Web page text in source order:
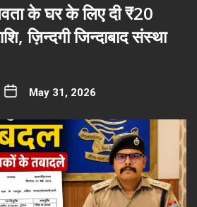
के घर के लिए दी ₹20
ज़िन्दगी जिन्दाबाद संस्था
May 31, 2026